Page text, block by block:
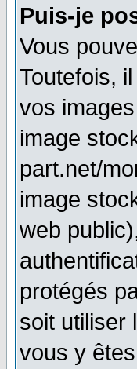
Puis-je
Vous
Toutefois,
vos
image
part.net/
image
web
protégés
soit utiliser
vous y